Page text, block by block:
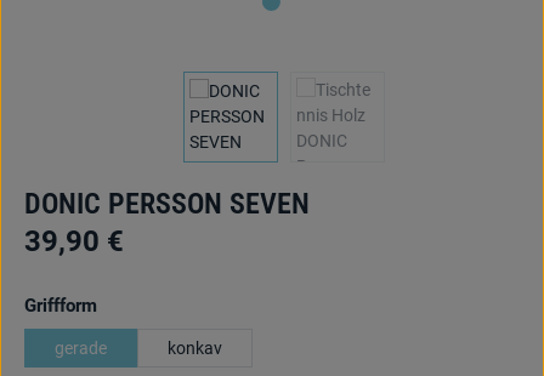
DONIC PERSSON SEVEN
39,90 €
Griffform
gerade konkav